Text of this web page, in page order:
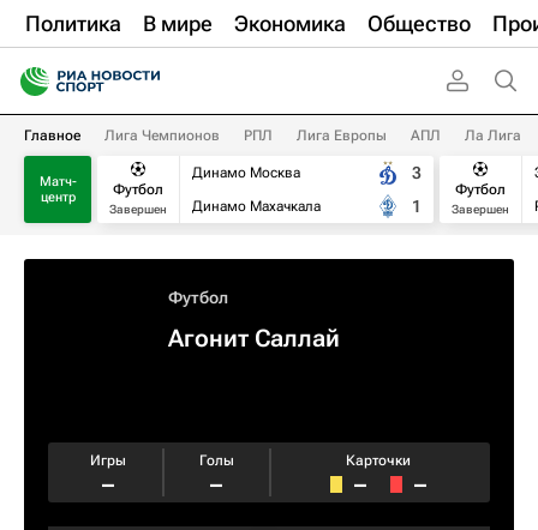
Политика В мире Экономика Общество
Главное Лига Чемпионов РПЛ Лига Европы АПЛ Ла Лига
Матч-
центр
Футбол
Завершен
Динамо Москва
Динамо Махачкала
3
1
Футбол
Завершен
Футбол
Агонит Саллай
Игры
–
Голы
–
Карточки
– –